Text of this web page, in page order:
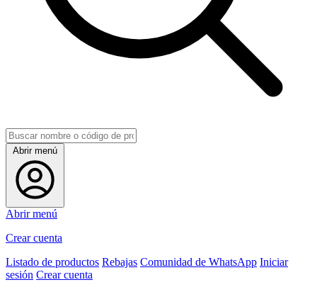
Abrir menú
Abrir menú
Crear cuenta
Listado de productos Rebajas Comunidad de WhatsApp Iniciar
sesión Crear cuenta